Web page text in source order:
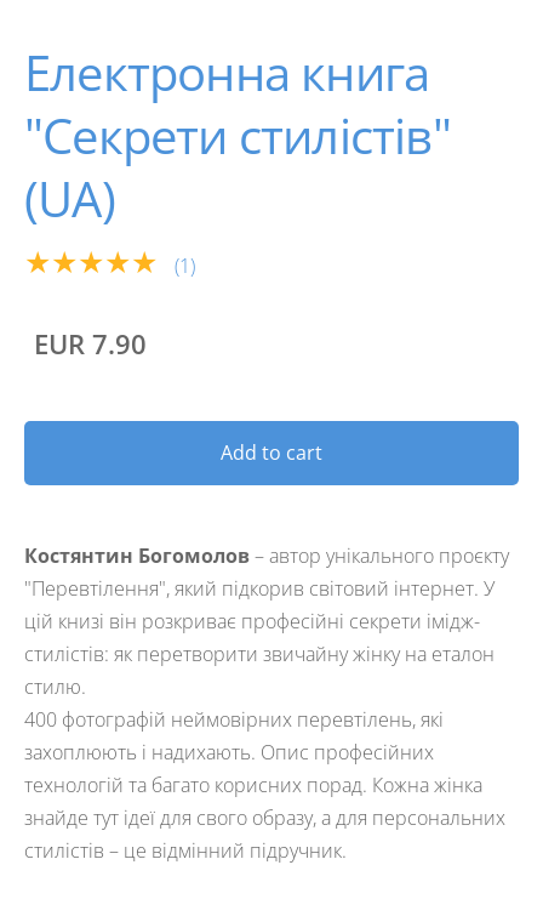
Електронна книга
"Секрети стилістів"
(UA)
★★★★★ (1)
EUR 7.90
Add to cart
Костянтин Богомолов– автор унікального проєкту
"Перевтілення", який підкорив світовий інтернет. У
цій книзі він розкриває професійні секрети імідж-
стилістів: як перетворити звичайну жінку на еталон
стилю.
400 фотографій неймовірних перевтілень, які
захоплюють і надихають. Опис професійних
технологій та багато корисних порад. Кожна жінка
знайде тут ідеї для свого образу, а для персональних
стилістів – це відмінний підручник.